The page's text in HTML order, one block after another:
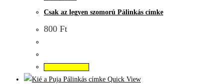
Csak az legyen szomorú Pálinkás címke
800 Ft
Quick View